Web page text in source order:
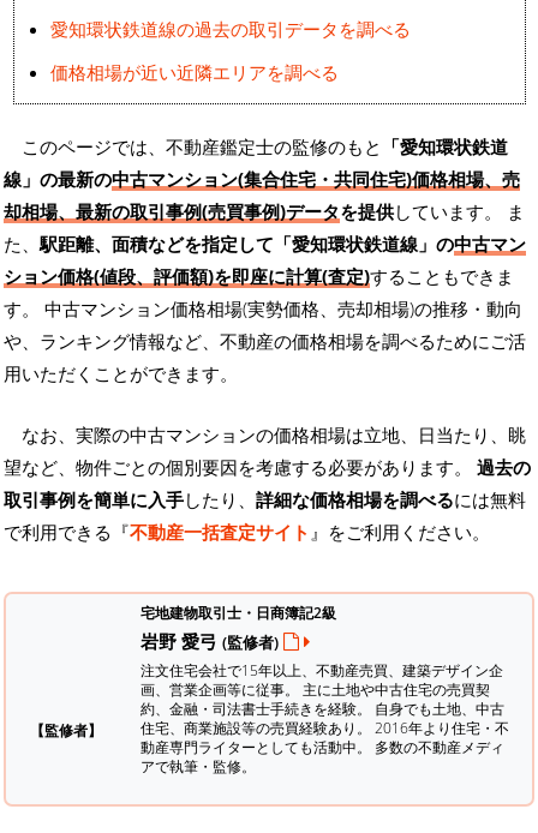
愛知環状鉄道線の過去の取引データを調べる
価格相場が近い近隣エリアを調べる
このページでは、不動産鑑定士の監修のもと 「愛知環状鉄道
線」の最新の中古マンション(集合住宅・共同住宅)価格相場、売
却相場、最新の取引事例(売買事例)データを提供しています。 ま
た、駅距離、面積などを指定して「愛知環状鉄道線」の中古マン
ション価格(値段、評価額)を即座に計算(査定)することもできま
す。 中古マンション価格相場(実勢価格、売却相場)の推移・動向
や、ランキング情報など、不動産の価格相場を調べるためにご活
用いただくことができます。
なお、実際の中古マンションの価格相場は立地、日当たり、眺
望など、物件ごとの個別要因を考慮する必要があります。 過去の
取引事例を簡単に入手したり、 詳細な価格相場を調べるには無料
で利用できる『不動産一括査定サイト 』をご利用ください。
【監修者】
宅地建物取引士・日商簿記2級
岩野 愛弓 (監修者)
注文住宅会社で15年以上、不動産売買、建築デザイン企
画、営業企画等に従事。 主に土地や中古住宅の売買契
約、金融・司法書士手続きを経験。 自身でも土地、中古
住宅、商業施設等の売買経験あり。 2016年より住宅・不
動産専門ライターとしても活動中。 多数の不動産メディ
アで執筆・監修。